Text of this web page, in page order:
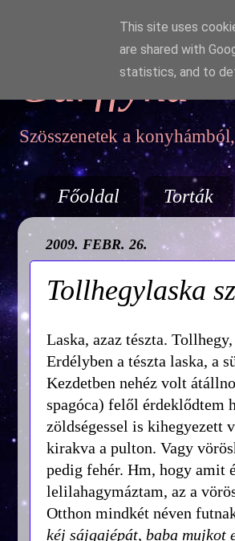
Garffyka
Szösszenetek a
Főoldal Torták
2009. FEBR. 26.
Tollhegylaska
Laska, azaz tészta. Tollhegy,
Erdélyben a tészta laska, a
Kezdetben nehéz volt
spagóca) felől érdeklődtem
zöldségessel is kihegyezett
kirakva a pulton. Vagy
pedig fehér. Hm, hogy amit
lelilahagymáztam, az a
Otthon mindkét néven
kéj sájgajépát, baba mujkot
This site uses
are shared with
statistics, and to